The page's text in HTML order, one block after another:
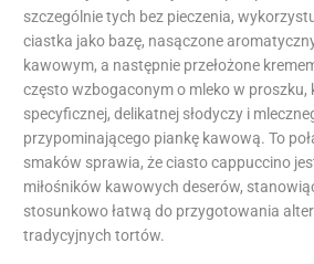
szczególnie tych bez pieczenia,
ciastka jako bazę, nasączone
kawowym, a następnie przełożone
często wzbogaconym o mleko w proszku,
specyficznej, delikatnej słodyczy i
przypominającego piankę kawową. To
smaków sprawia, że ciasto cappuccino
miłośników kawowych deserów,
stosunkowo łatwą do przygotowania
tradycyjnych tortów.